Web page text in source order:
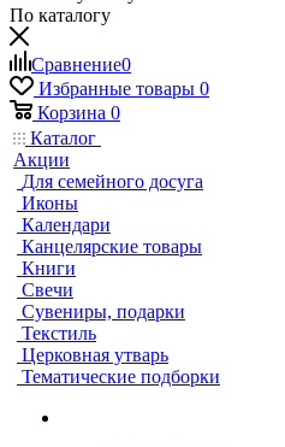
По каталогу
Сравнение0
Избранные товары 0
Корзина 0
Каталог
Акции
Для семейного досуга
Иконы
Календари
Канцелярские товары
Книги
Свечи
Сувениры, подарки
Текстиль
Церковная утварь
Тематические подборки